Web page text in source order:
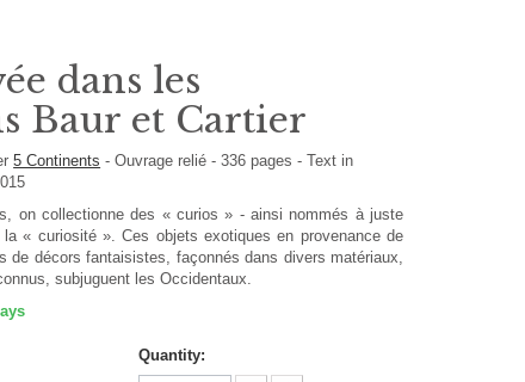
dans les
Baur et Cartier
5 Continents -Ouvrage relié-336pages -Text in
on collectionne des « curios » - ainsi nommés à juste
« curiosité ». Ces objets exotiques en provenance de
de décors fantaisistes, façonnés dans divers matériaux,
subjuguent les Occidentaux.
Quantity: